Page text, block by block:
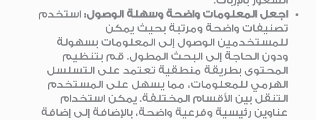
اجعل المعلومات واضحة وسهلة الوصول: استخدم
تصنيفات واضحة ومرتبة بحيث يمكن
للمستخدمين الوصول إلى المعلومات بسهولة
ودون الحاجة إلى البحث المطول. قم بتنظيم
المحتوى بطريقة منطقية تعتمد على التسلسل
الهرمي للمعلومات، مما يسهل على المستخدم
التنقل بين الأقسام المختلفة. يمكن استخدام
عناوين رئيسية وفرعية واضحة، بالإضافة إلى إضافة